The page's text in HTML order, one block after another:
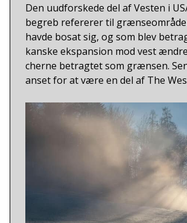
Den uud­for­ske­de del af Vesten i
begreb refe­re­rer til
hav­de bosat sig, og som blev
kan­ske eks­pan­sion mod vest
cher­ne betrag­tet som græn­sen.
anset for at være en del af The